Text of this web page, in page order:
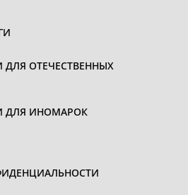
ДЛЯ ОТЕЧЕСТВЕННЫХ
ДЛЯ ИНОМАРОК